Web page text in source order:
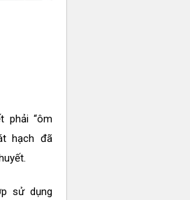
phải “ôm
hạch đã
sử dụng